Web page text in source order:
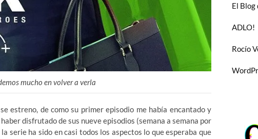
mucho en volver a verla
estreno, de como su primer episodio me había encantado y
disfrutado de sus nueve episodios (semana a semana por
serie ha sido en casi todos los aspectos lo que esperaba que
El Blog
ADLO!
Rocío